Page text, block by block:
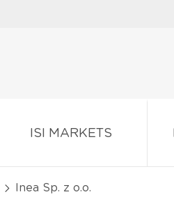
ISI MARKETS
Inea Sp. z o.o.